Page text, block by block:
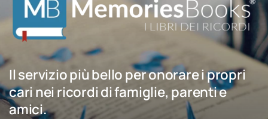
Il servizio più bello per onorare i propri
cari nei ricordi di famiglie, parenti e
amici.